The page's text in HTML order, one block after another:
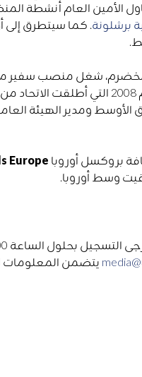
الأمين العام أنشطة
برشلونة. كما سيتطرق إلى
حيث ساهم في قمة باريس عام
الأوسط ومدير الهيئة
بروكسل أوروبا Europe
يتضمن المعلومات